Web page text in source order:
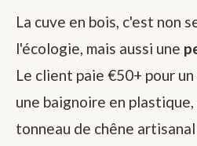
La cuve en bois, c'est non
l'écologie, mais aussi une
Le client paie €50+ pour un
une baignoire en plastique,
tonneau de chêne